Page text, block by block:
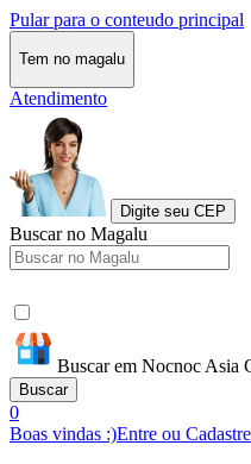
Pular para o conteudo principal
Tem no magalu
Atendimento
Digite seu CEP
Buscar no Magalu
Buscar em Nocnoc Asia
Buscar
0
Boas vindas :)Entre ou